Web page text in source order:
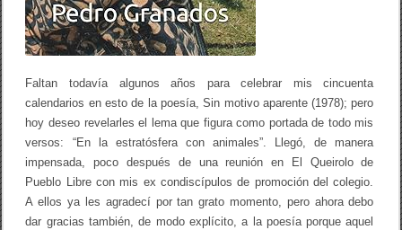
Faltan todavía algunos años para celebrar mis cincuenta
calendarios en esto de la poesía, Sin motivo aparente (1978); pero
hoy deseo revelarles el lema que figura como portada de todo mis
versos: “En la estratósfera con animales”. Llegó, de manera
impensada, poco después de una reunión en El Queirolo de
Pueblo Libre con mis ex condiscípulos de promoción del colegio.
A ellos ya les agradecí por tan grato momento, pero ahora debo
dar gracias también, de modo explícito, a la poesía porque aquel